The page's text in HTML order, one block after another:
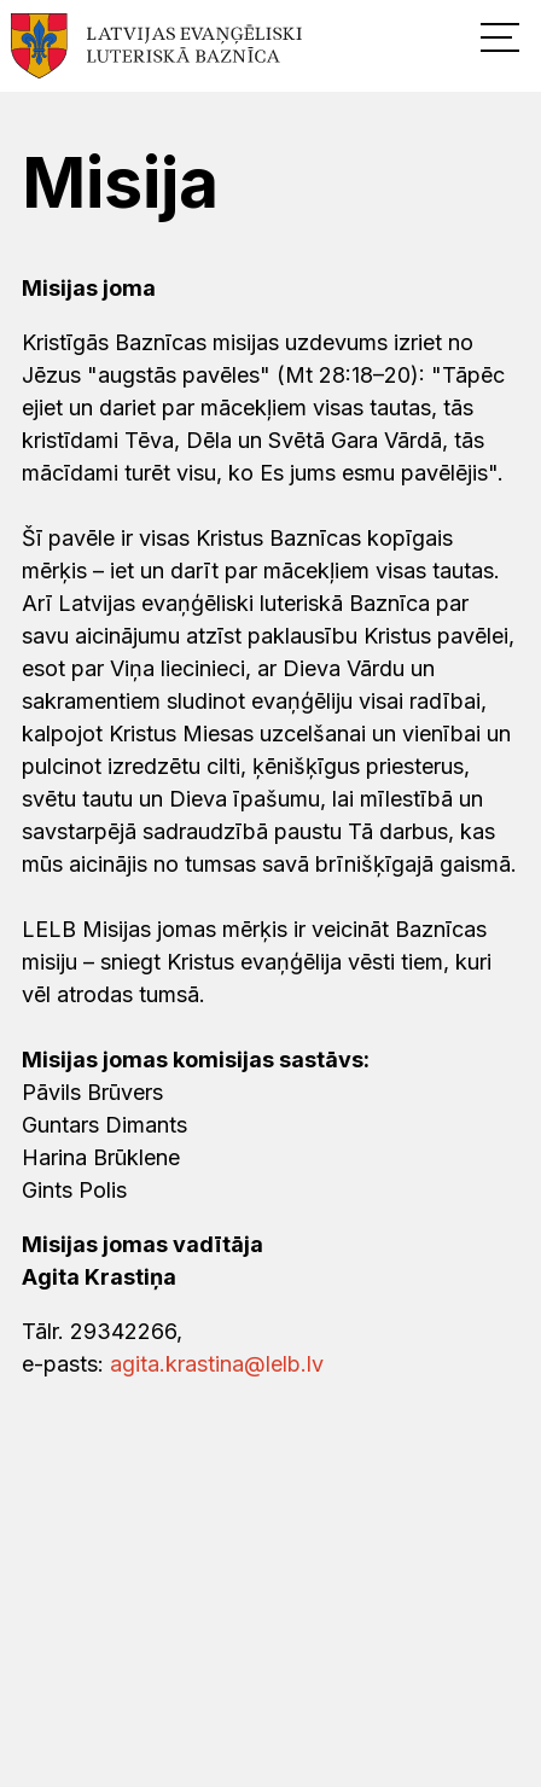
Misija
Misijas joma
Kristīgās Baznīcas misijas uzdevums izriet no
Jēzus "augstās pavēles" (Mt 28:18–20): "Tāpēc
ejiet un dariet par mācekļiem visas tautas, tās
kristīdami Tēva, Dēla un Svētā Gara Vārdā, tās
mācīdami turēt visu, ko Es jums esmu pavēlējis".
Šī pavēle ir visas Kristus Baznīcas kopīgais
mērķis – iet un darīt par mācekļiem visas tautas.
Arī Latvijas evaņģēliski luteriskā Baznīca par
savu aicinājumu atzīst paklausību Kristus pavēlei,
esot par Viņa liecinieci, ar Dieva Vārdu un
sakramentiem sludinot evaņģēliju visai radībai,
kalpojot Kristus Miesas uzcelšanai un vienībai un
pulcinot izredzētu cilti, ķēnišķīgus priesterus,
svētu tautu un Dieva īpašumu, lai mīlestībā un
savstarpējā sadraudzībā paustu Tā darbus, kas
mūs aicinājis no tumsas savā brīnišķīgajā gaismā.
LELB Misijas jomas mērķis ir veicināt Baznīcas
misiju – sniegt Kristus evaņģēlija vēsti tiem, kuri
vēl atrodas tumsā.
Misijas jomas komisijas sastāvs:
Pāvils Brūvers
Guntars Dimants
Harina Brūklene
Gints Polis
Misijas jomas vadītāja
Agita Krastiņa
Tālr. 29342266,
e-pasts: agita.krastina@lelb.lv